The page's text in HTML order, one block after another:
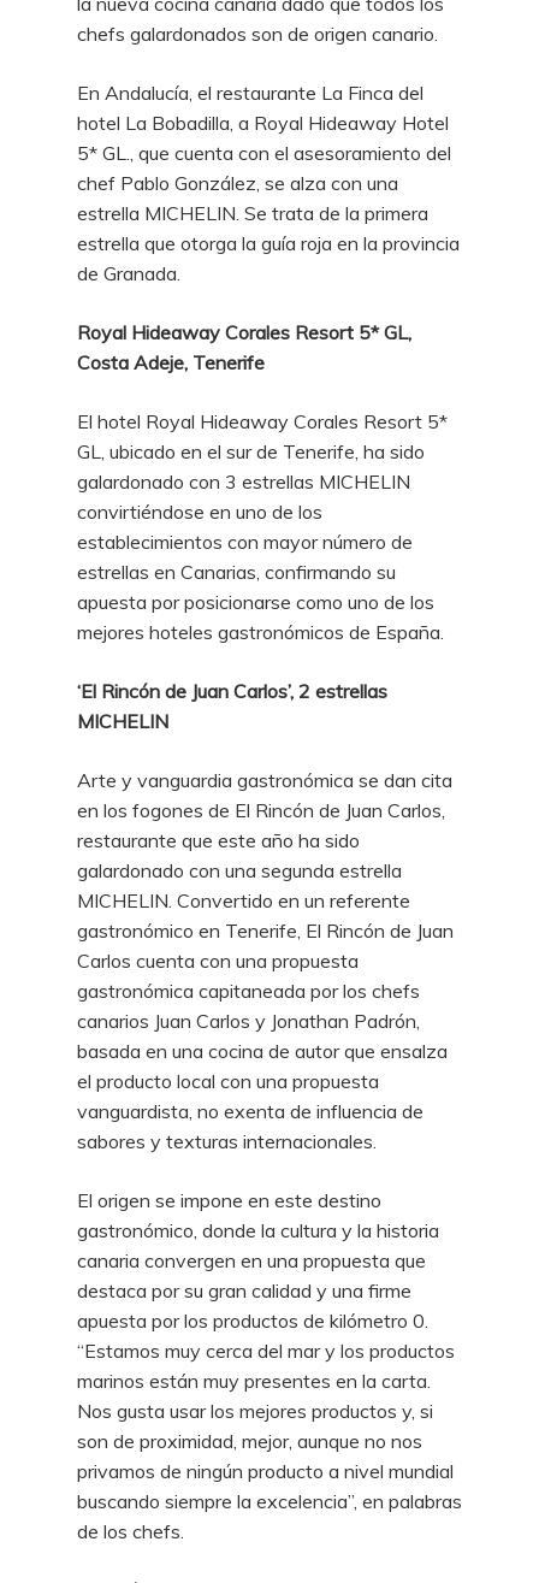
chefs galardonados son de origen canario.
En Andalucía, el restaurante La Finca del
hotel La Bobadilla, a Royal Hideaway Hotel
5* GL., que cuenta con el asesoramiento del
chef Pablo González, se alza con una
estrella MICHELIN. Se trata de la primera
estrella que otorga la guía roja en la provincia
de Granada.
Royal Hideaway Corales Resort 5* GL,
Costa Adeje, Tenerife
El hotel Royal Hideaway Corales Resort 5*
GL, ubicado en el sur de Tenerife, ha sido
galardonado con 3 estrellas MICHELIN
convirtiéndose en uno de los
establecimientos con mayor número de
estrellas en Canarias, confirmando su
apuesta por posicionarse como uno de los
mejores hoteles gastronómicos de España.
‘El Rincón de Juan Carlos’, 2 estrellas
MICHELIN
Arte y vanguardia gastronómica se dan cita
en los fogones de El Rincón de Juan Carlos,
restaurante que este año ha sido
galardonado con una segunda estrella
MICHELIN. Convertido en un referente
gastronómico en Tenerife, El Rincón de Juan
Carlos cuenta con una propuesta
gastronómica capitaneada por los chefs
canarios Juan Carlos y Jonathan Padrón,
basada en una cocina de autor que ensalza
el producto local con una propuesta
vanguardista, no exenta de influencia de
sabores y texturas internacionales.
El origen se impone en este destino
gastronómico, donde la cultura y la historia
canaria convergen en una propuesta que
destaca por su gran calidad y una firme
apuesta por los productos de kilómetro 0.
“Estamos muy cerca del mar y los productos
marinos están muy presentes en la carta.
Nos gusta usar los mejores productos y, si
son de proximidad, mejor, aunque no nos
privamos de ningún producto a nivel mundial
buscando siempre la excelencia”, en palabras
de los chefs.